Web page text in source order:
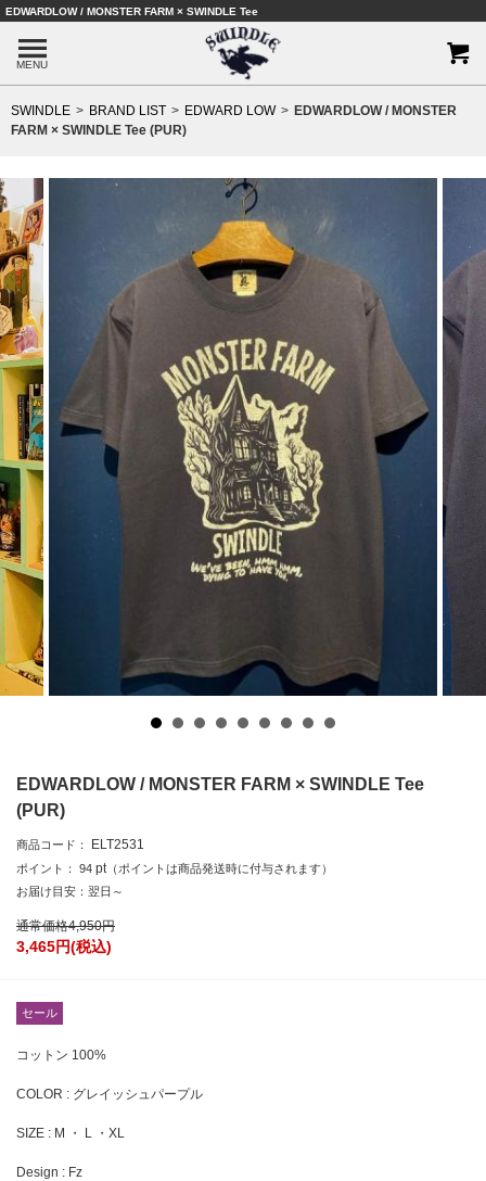
EDWARDLOW / MONSTER FARM × SWINDLE Tee
MENU
SWINDLE BRAND LIST EDWARD LOW
EDWARDLOW / MONSTER
FARM × SWINDLE Tee (PUR)
EDWARDLOW / MONSTER FARM × SWINDLE Tee
(PUR)
商品コード： ELT2531
ポイント： 94 pt （ポイントは商品発送時に付与されます）
お届け目安：翌日～
通常価格4,950円
3,465円(税込)
セール
コットン 100%
COLOR : グレイッシュパープル
SIZE : M ・ L ・XL
Design : Fz